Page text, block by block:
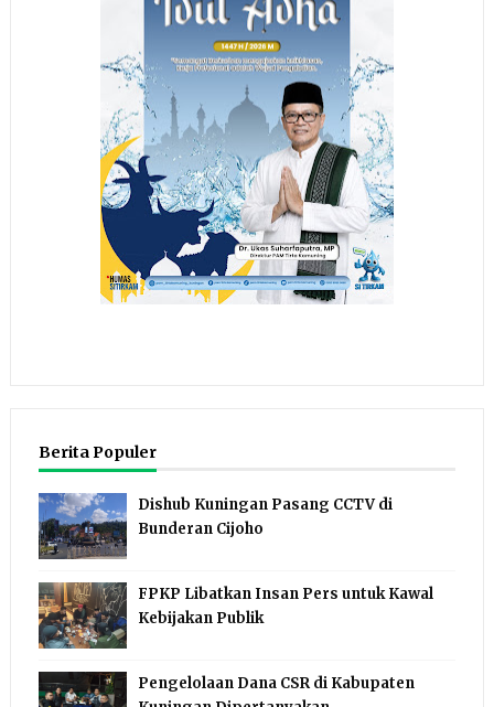
Berita Populer
Dishub Kuningan Pasang CCTV di
Bunderan Cijoho
FPKP Libatkan Insan Pers untuk Kawal
Kebijakan Publik
Pengelolaan Dana CSR di Kabupaten